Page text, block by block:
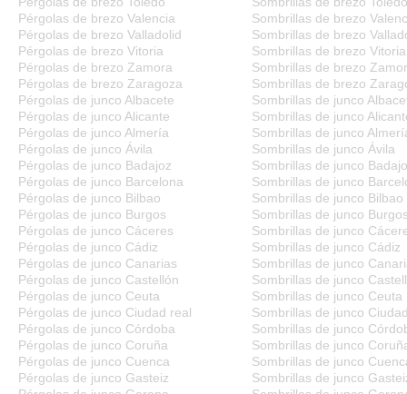
Pérgolas de brezo Valencia
Sombrillas de brezo
Pérgolas de brezo Valladolid
Sombrillas de brezo
Pérgolas de brezo Vitoria
Sombrillas de brezo Vitoria
Pérgolas de brezo Zamora
Sombrillas de brezo
Pérgolas de brezo Zaragoza
Sombrillas de brezo
Pérgolas de junco Albacete
Sombrillas de junco
Pérgolas de junco Alicante
Sombrillas de junco
Pérgolas de junco Almería
Sombrillas de junco
Pérgolas de junco Ávila
Sombrillas de junco Ávila
Pérgolas de junco Badajoz
Sombrillas de junco
Pérgolas de junco Barcelona
Sombrillas de junco
Pérgolas de junco Bilbao
Sombrillas de junco Bilbao
Pérgolas de junco Burgos
Sombrillas de junco
Pérgolas de junco Cáceres
Sombrillas de junco
Pérgolas de junco Cádiz
Sombrillas de junco Cádiz
Pérgolas de junco Canarias
Sombrillas de junco
Pérgolas de junco Castellón
Sombrillas de junco
Pérgolas de junco Ceuta
Sombrillas de junco Ceuta
Pérgolas de junco Ciudad real
Sombrillas de junco
Pérgolas de junco Córdoba
Sombrillas de junco
Pérgolas de junco Coruña
Sombrillas de junco
Pérgolas de junco Cuenca
Sombrillas de junco
Pérgolas de junco Gasteiz
Sombrillas de junco